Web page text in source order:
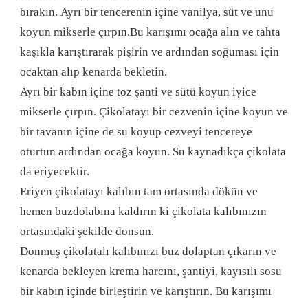
bırakın. Ayrı bir tencerenin içine vanilya, süt ve unu
koyun mikserle çırpın.Bu karışımı ocağa alın ve tahta
kaşıkla karıştırarak pişirin ve ardından soğuması için
ocaktan alıp kenarda bekletin.
Ayrı bir kabın içine toz şanti ve sütü koyun iyice
mikserle çırpın. Çikolatayı bir cezvenin içine koyun ve
bir tavanın içine de su koyup cezveyi tencereye
oturtun ardından ocağa koyun. Su kaynadıkça çikolata
da eriyecektir.
Eriyen çikolatayı kalıbın tam ortasında dökün ve
hemen buzdolabına kaldırın ki çikolata kalıbınızın
ortasındaki şekilde donsun.
Donmuş çikolatalı kalıbınızı buz dolaptan çıkarın ve
kenarda bekleyen krema harcını, şantiyi, kayısılı sosu
bir kabın içinde birleştirin ve karıştırın. Bu karışımı